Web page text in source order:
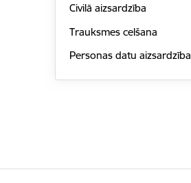
Civilā aizsardzība
Trauksmes celšana
Personas datu aizsardzība